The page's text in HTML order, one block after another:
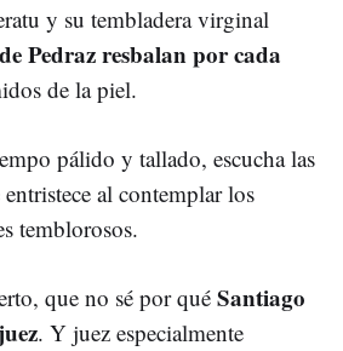
y su tembladera virginal
Pedraz resbalan por cada
de la piel.
pálido y tallado, escucha las
al contemplar los
temblorosos.
que no sé por qué Santiago
. Y juez especialmente